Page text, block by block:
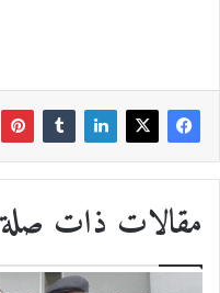
مقالات ذات صلة